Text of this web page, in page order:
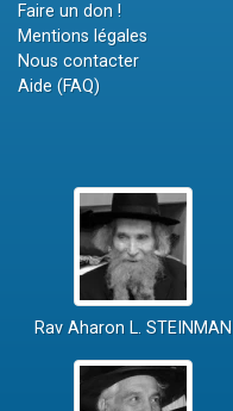
Faire un don !
Mentions légales
Nous contacter
Aide (FAQ)
Rav Aharon L. STEINMAN